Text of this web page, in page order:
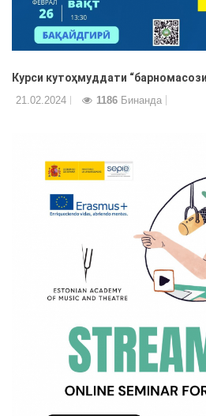
Курси кутоҳмуддати
21.02.2024 1186 Бинанда